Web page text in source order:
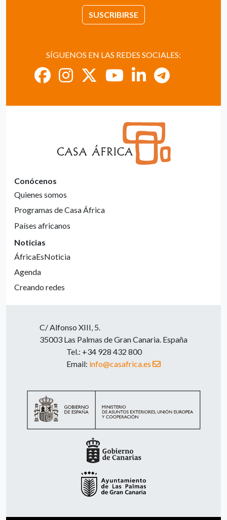
SUSCRIBIRSE
SÍGUENOS EN LAS REDES SOCIALES:
Conócenos
Quienes somos
Programas de Casa África
Países africanos
Noticias
ÁfricaEsNoticia
Agenda
Creando redes
C/ Alfonso XIII, 5.
35003 Las Palmas de Gran Canaria. España
Tel.: +34 928 432 800
Email: info@casafrica.es